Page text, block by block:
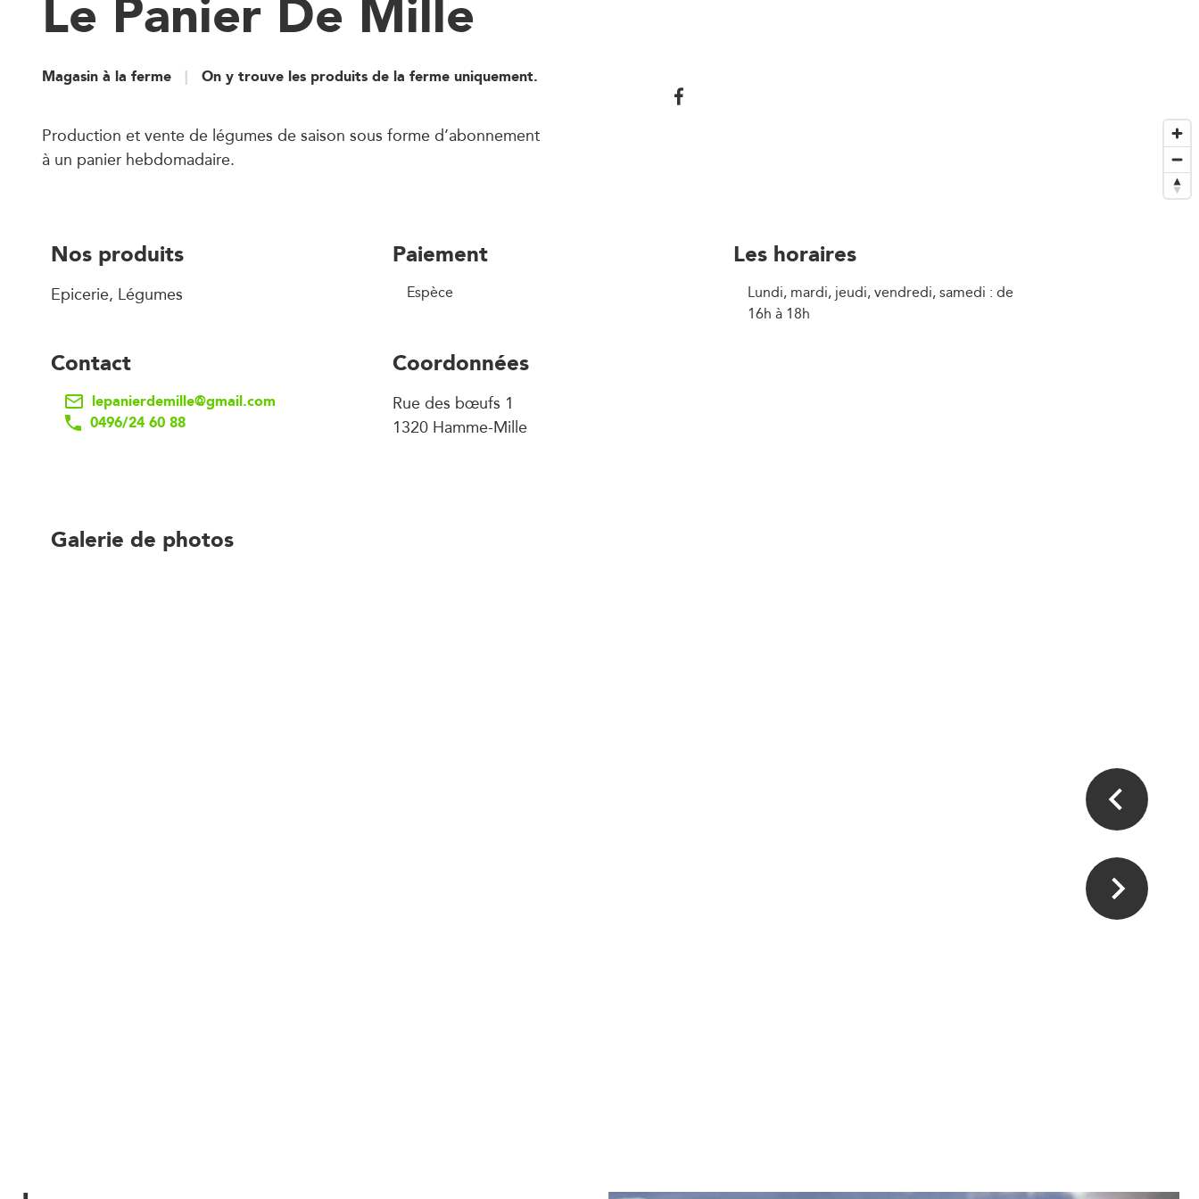
Magasin à la ferme On y trouve les produits de la ferme uniquement.
Production et vente de légumes de saison sous forme d’abonnement
à un panier hebdomadaire.
Nos produits
Epicerie, Légumes
Paiement
Espèce
Les horaires
Lundi, mardi, jeudi, vendredi, samedi : de
16h à 18h
Contact
lepanierdemille@gmail.com
0496/24 60 88
Coordonnées
Rue des bœufs 1
1320 Hamme-Mille
Galerie de photos